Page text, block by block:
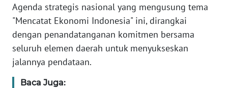
Agenda strategis nasional yang mengusung tema
"Mencatat Ekonomi Indonesia" ini, dirangkai
dengan penandatanganan komitmen bersama
seluruh elemen daerah untuk menyukseskan
jalannya pendataan.
Baca Juga:
DISCLAIMER
Wahana
News
WN